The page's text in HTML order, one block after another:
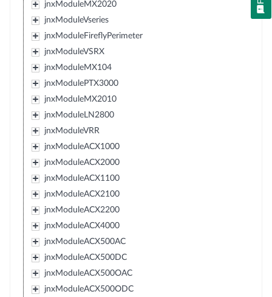
jnxModuleMX2020
jnxModuleVseries
jnxModuleFireflyPerimeter
jnxModuleVSRX
jnxModuleMX104
jnxModulePTX3000
jnxModuleMX2010
jnxModuleLN2800
jnxModuleVRR
jnxModuleACX1000
jnxModuleACX2000
jnxModuleACX1100
jnxModuleACX2100
jnxModuleACX2200
jnxModuleACX4000
jnxModuleACX500AC
jnxModuleACX500DC
jnxModuleACX500OAC
jnxModuleACX500ODC